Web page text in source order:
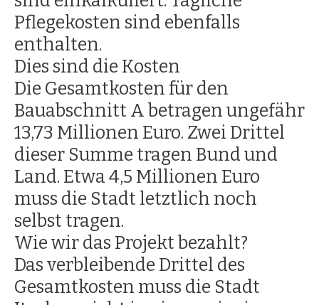
Pflegekosten sind ebenfalls
enthalten.
Dies sind die Kosten
Die Gesamtkosten für den
Bauabschnitt A betragen ungefähr
13,73 Millionen Euro. Zwei Drittel
dieser Summe tragen Bund und
Land. Etwa 4,5 Millionen Euro
muss die Stadt letztlich noch
selbst tragen.
Wie wir das Projekt bezahlt?
Das verbleibende Drittel des
Gesamtkosten muss die Stadt